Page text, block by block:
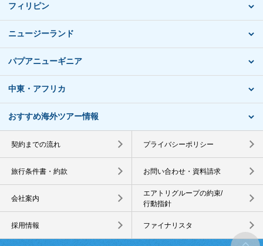
フィリピン
ニュージーランド
パプアニューギニア
中東・アフリカ
おすすめ海外ツアー情報
契約までの流れ プライバシーポリシー
旅行条件書・約款 お問い合わせ・資料請求
会社案内
エアトリグループの約束/
行動指針
採用情報 ファイナリスタ